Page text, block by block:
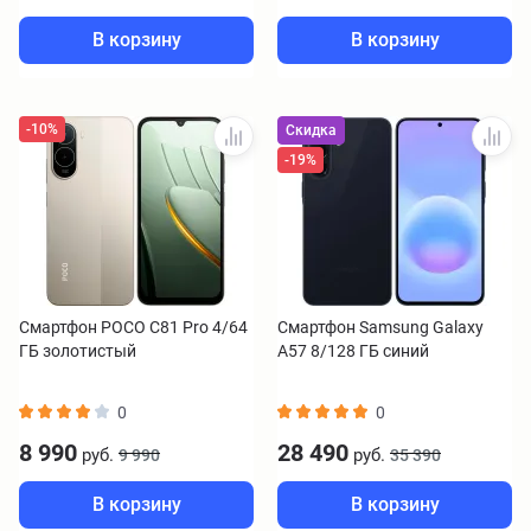
В корзину В корзину
-10%
Смартфон POCO C81 Pro 4/64
ГБ золотистый
0
8 990 руб. 9 990
В корзину
Скидка
-19%
Смартфон Samsung Galaxy
A57 8/128 ГБ синий
0
28 490 руб. 35 390
В корзину